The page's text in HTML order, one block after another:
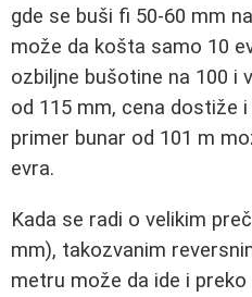
gde se buši fi 50-60 mm
može da košta samo 10
ozbiljne bušotine na 100 i
od 115 mm, cena dostiže i
primer bunar od 101 m
evra.
Kada se radi o velikim
mm), takozvanim
metru može da ide i preko